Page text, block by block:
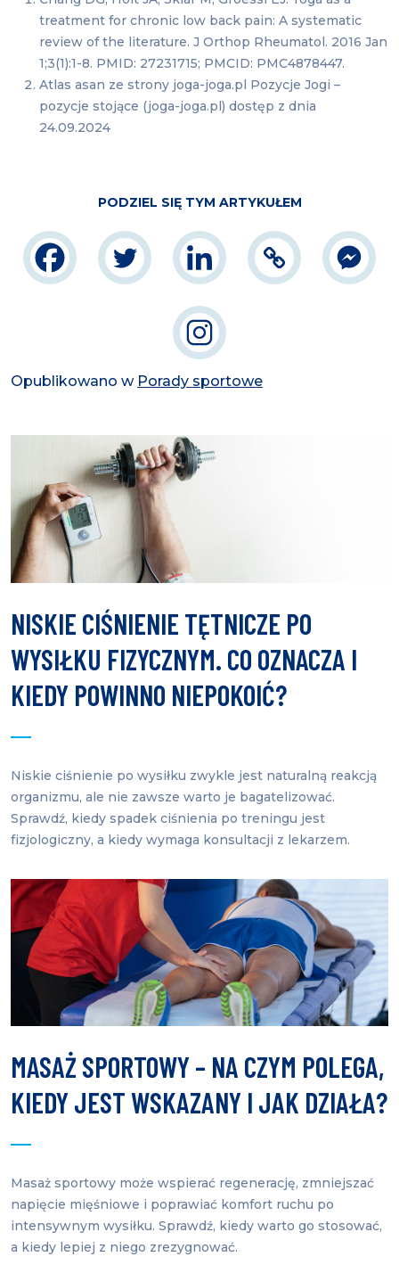
treatment for chronic low back pain: A systematic
review of the literature. J Orthop Rheumatol. 2016 Jan
1;3(1):1-8. PMID: 27231715; PMCID: PMC4878447.
Atlas asan ze strony joga-joga.pl Pozycje Jogi –
pozycje stojące (joga-joga.pl) dostęp z dnia
24.09.2024
PODZIEL SIĘ TYM ARTYKUŁEM
Opublikowano w Porady sportowe
NISKIE CIŚNIENIE TĘTNICZE PO
WYSIŁKU FIZYCZNYM. CO OZNACZA I
KIEDY POWINNO NIEPOKOIĆ?
Niskie ciśnienie po wysiłku zwykle jest naturalną reakcją
organizmu, ale nie zawsze warto je bagatelizować.
Sprawdź, kiedy spadek ciśnienia po treningu jest
fizjologiczny, a kiedy wymaga konsultacji z lekarzem.
MASAŻ SPORTOWY – NA CZYM POLEGA,
KIEDY JEST WSKAZANY I JAK DZIAŁA?
Masaż sportowy może wspierać regenerację, zmniejszać
napięcie mięśniowe i poprawiać komfort ruchu po
intensywnym wysiłku. Sprawdź, kiedy warto go stosować,
a kiedy lepiej z niego zrezygnować.